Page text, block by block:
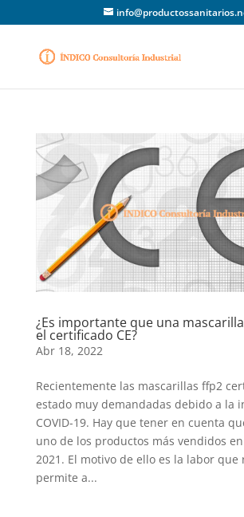
¿Es importante que una
el certificado CE?
Abr 18, 2022
Recientemente las mascarillas ffp2
estado muy demandadas debido a la
COVID-19. Hay que tener en cuenta
uno de los productos más vendidos
2021. El motivo de ello es la labor que
permite a...